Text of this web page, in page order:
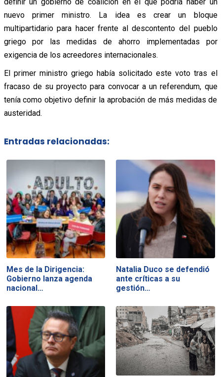
nuevo primer ministro. La idea es crear un bloque
multipartidario para hacer frente al descontento del pueblo
griego por las medidas de ahorro implementadas por
exigencia de los acreedores internacionales.
El primer ministro griego había solicitado este voto tras el
fracaso de su proyecto para convocar a un referendum, que
tenía como objetivo definir la aprobación de más medidas de
austeridad.
Entradas relacionadas:
Mes de la Dirigencia:
Gobierno lanza agenda
nacional…
Natalia Duco se defendió
ante críticas a su
gestión…